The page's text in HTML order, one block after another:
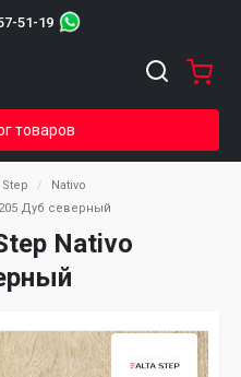
51-19
товаров
Step
Nativo
Дуб северный
Nativo